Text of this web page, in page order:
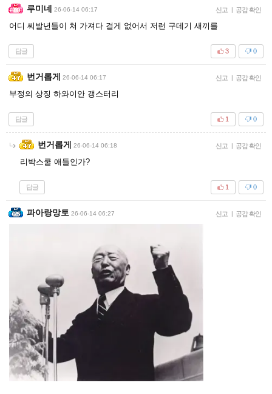
루미네 26-06-14 06:17 신고 | 공감 확인
어디 씨발년들이 쳐 가져다 걸게 없어서 저런 구데기 새끼를
답글 0
3
번거롭게 26-06-14 06:17 신고 | 공감 확인
부정의 상징 하와이안 갱스터리
답글 0
1
번거롭게 26-06-14 06:18 신고 | 공감 확인
리박스쿨 애들인가?
답글 0
1
파아랑망토 26-06-14 06:27 신고 | 공감 확인